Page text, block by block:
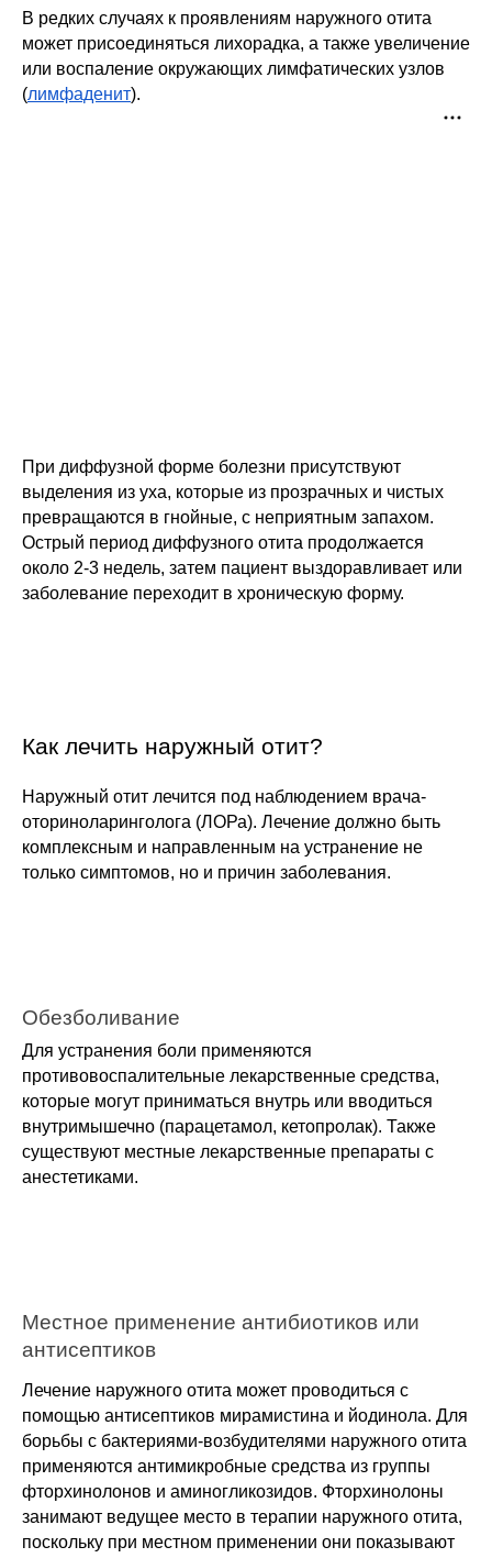
В редких случаях к проявлениям наружного отита
может присоединяться лихорадка, а также увеличение
или воспаление окружающих лимфатических узлов
(лимфаденит).
При диффузной форме болезни присутствуют
выделения из уха, которые из прозрачных и чистых
превращаются в гнойные, с неприятным запахом.
Острый период диффузного отита продолжается
около 2-3 недель, затем пациент выздоравливает или
заболевание переходит в хроническую форму.
Как лечить наружный отит?
Наружный отит лечится под наблюдением врача-
оториноларинголога (ЛОРа). Лечение должно быть
комплексным и направленным на устранение не
только симптомов, но и причин заболевания.
Обезболивание
Для устранения боли применяются
противовоспалительные лекарственные средства,
которые могут приниматься внутрь или вводиться
внутримышечно (парацетамол, кетопролак). Также
существуют местные лекарственные препараты с
анестетиками.
Местное применение антибиотиков или
антисептиков
Лечение наружного отита может проводиться с
помощью антисептиков мирамистина и йодинола. Для
борьбы с бактериями-возбудителями наружного отита
применяются антимикробные средства из группы
фторхинолонов и аминогликозидов. Фторхинолоны
занимают ведущее место в терапии наружного отита,
поскольку при местном применении они показывают